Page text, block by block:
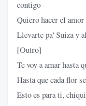
contigo
Quiero hacer el
Llevarte pa' Suiza y
[Outro]
Te voy a amar hasta
Hasta que cada flor
Esto es para ti,